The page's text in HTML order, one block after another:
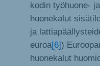
kodin työhuone-
huonekalut
ja
euroa[6])
huonekalut